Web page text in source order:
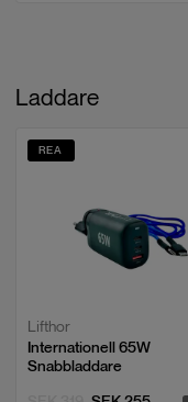
Laddare
REA
Lifthor
Internationell 65W
Snabbladdare